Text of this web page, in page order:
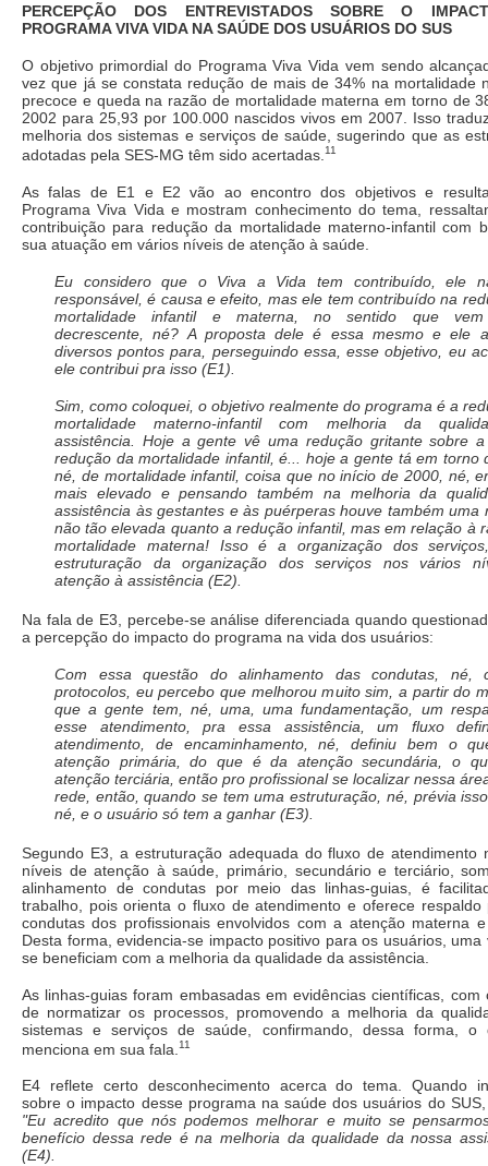
PERCEPÇÃO DOS ENTREVISTADOS SOBRE O
PROGRAMA VIVA VIDA NA SAÚDE DOS USUÁRIOS DO SUS
O objetivo primordial do Programa Viva Vida vem sendo
vez que já se constata redução de mais de 34% na mortalidade
precoce e queda na razão de mortalidade materna em torno de
2002 para 25,93 por 100.000 nascidos vivos em 2007. Isso
melhoria dos sistemas e serviços de saúde, sugerindo que as
adotadas pela SES-MG têm sido acertadas. 11
As falas de E1 e E2 vão ao encontro dos objetivos e
Programa Viva Vida e mostram conhecimento do tema,
contribuição para redução da mortalidade materno-infantil com
sua atuação em vários níveis de atenção à saúde.
Eu considero que o Viva a Vida tem contribuído, ele
responsável, é causa e efeito, mas ele tem contribuído na
mortalidade infantil e materna, no sentido que vem
decrescente, né? A proposta dele é essa mesmo e ele
diversos pontos para, perseguindo essa, esse objetivo, eu
ele contribui pra isso (E1).
Sim, como coloquei, o objetivo realmente do programa é a
mortalidade materno-infantil com melhoria da
assistência. Hoje a gente vê uma redução gritante sobre
redução da mortalidade infantil, é... hoje a gente tá em torno
né, de mortalidade infantil, coisa que no início de 2000, né,
mais elevado e pensando também na melhoria da
assistência às gestantes e às puérperas houve também uma
não tão elevada quanto a redução infantil, mas em relação à
mortalidade materna! Isso é a organização dos
estruturação da organização dos serviços nos vários
atenção à assistência (E2).
Na fala de E3, percebe-se análise diferenciada quando
a percepção do impacto do programa na vida dos usuários:
Com essa questão do alinhamento das condutas, né,
protocolos, eu percebo que melhorou muito sim, a partir do
que a gente tem, né, uma, uma fundamentação, um
esse atendimento, pra essa assistência, um fluxo
atendimento, de encaminhamento, né, definiu bem o
atenção primária, do que é da atenção secundária, o
atenção terciária, então pro profissional se localizar nessa
rede, então, quando se tem uma estruturação, né, prévia
né, e o usuário só tem a ganhar (E3).
Segundo E3, a estruturação adequada do fluxo de atendimento
níveis de atenção à saúde, primário, secundário e terciário,
alinhamento de condutas por meio das linhas-guias, é
trabalho, pois orienta o fluxo de atendimento e oferece respaldo
condutas dos profissionais envolvidos com a atenção materna
Desta forma, evidencia-se impacto positivo para os usuários, uma
se beneficiam com a melhoria da qualidade da assistência.
As linhas-guias foram embasadas em evidências científicas, com
de normatizar os processos, promovendo a melhoria da
sistemas e serviços de saúde, confirmando, dessa forma, o
menciona em sua fala. 11
E4 reflete certo desconhecimento acerca do tema. Quando
sobre o impacto desse programa na saúde dos usuários do
"Eu acredito que nós podemos melhorar e muito se
benefício dessa rede é na melhoria da qualidade da nossa
(E4).